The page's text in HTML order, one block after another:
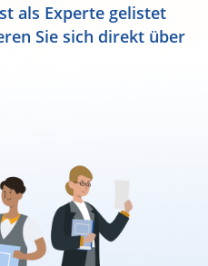
als Experte gelistet
Sie sich direkt über